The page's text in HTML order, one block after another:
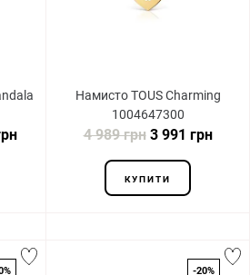
Намисто TOUS Charming
1004647300
4 989 грн3 991 грн
КУПИТИ
-20%